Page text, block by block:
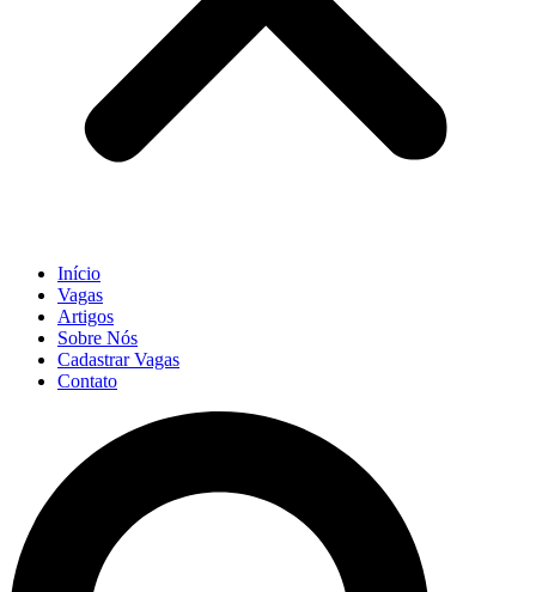
Início
Vagas
Artigos
Sobre Nós
Cadastrar Vagas
Contato